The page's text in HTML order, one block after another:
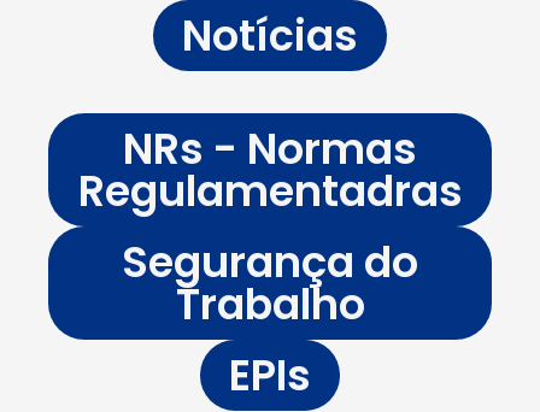
Notícias
NRs - Normas
Regulamentadras
Segurança do
Trabalho
EPIs